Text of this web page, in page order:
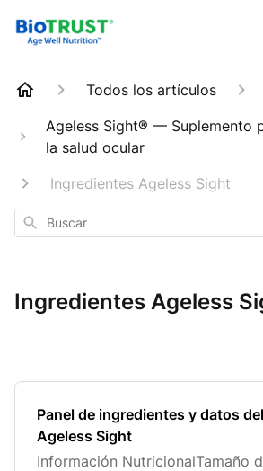
Todos los artículos
Ageless Sight® — Suplemento
la salud ocular
Ingredientes Ageless Sight
Buscar
Ingredientes Ageless
Panel de ingredientes y datos
Ageless Sight
Información NutricionalTamaño